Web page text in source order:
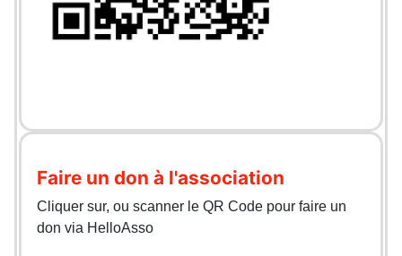
Faire un don à l'association
Cliquer sur, ou scanner le QR Code pour faire un
don via HelloAsso